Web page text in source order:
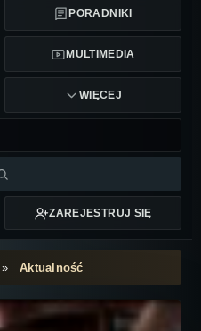
PORADNIKI
MULTIMEDIA
WIĘCEJ
ZAREJESTRUJ SIĘ
»Aktualność